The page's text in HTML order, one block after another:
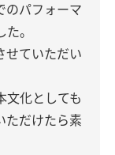
のパフォーマ
。
せていただい
文化としても
ただけたら素